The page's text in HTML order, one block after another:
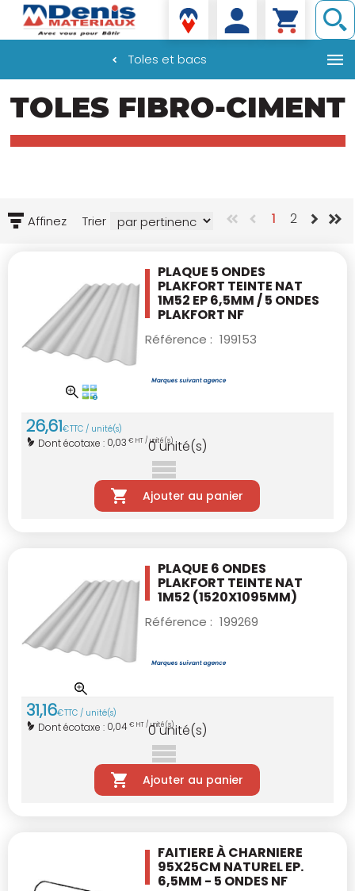
au
contenu
Denis matériaux
Toles et bacs
TOLES FIBRO-CIMENT
Affinez Trier 1 2
PLAQUE 5 ONDES
PLAKFORT TEINTE NAT
1M52 EP 6,5MM / 5 ONDES
PLAKFORT NF
Référence : 199153
26,61€TTC / unité(s)
Dont écotaxe : 0,03 € HT / unité(s)
0unité(s)
Ajouter au panier
PLAQUE 6 ONDES
PLAKFORT TEINTE NAT
1M52 (1520X1095MM)
Référence : 199269
31,16€TTC / unité(s)
Dont écotaxe : 0,04€ HT / unité(s)
0 unité(s)
Ajouter au panier
FAITIERE À CHARNIERE
95X25CM NATURELEP.
6,5MM - 5 ONDES NF